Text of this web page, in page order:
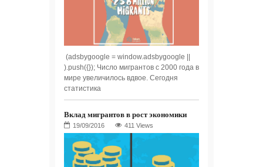
(adsbygoogle = window.adsbygoogle ||
).push({}); Число мигрантов с 2000 года в
мире увеличилось вдвое. Сегодня
статистика
Вклад мигрантов в рост экономики
411 Views